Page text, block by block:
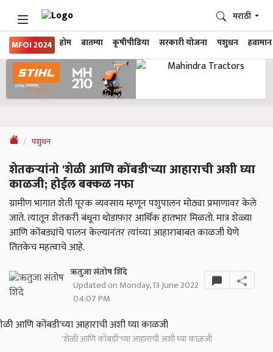
MFOI 2024 होम बातम्या कृषीपीडिया सरकारी योजना पशुधन हवामान
मराठी
पशुधन
शेतकऱ्यांनो 'शेळी आणि कोंबडी'च्या आहाराची अशी घ्या
काळजी; होईल बक्कळ नफा
ग्रामीण भागात शेती पूरक व्यवसाय म्हणून पशुपालन मोठ्या प्रमाणावर केले
जाते. त्यातून शेतकरी बंधूना थोडाफार आर्थिक हातभार मिळतो. मात्र शेळ्या
आणि कोंबड्यांचे पालन केल्यानंतर त्यांच्या आहाराबाबत काळजी घेणे
तितकेच महत्वाचे आहे.
ऋतुजा संतोष शिंदे
Updated on Monday, 13 June 2022
04:07 PM
'शेळी आणि कोंबडी'च्या आहाराची अशी घ्या काळजी